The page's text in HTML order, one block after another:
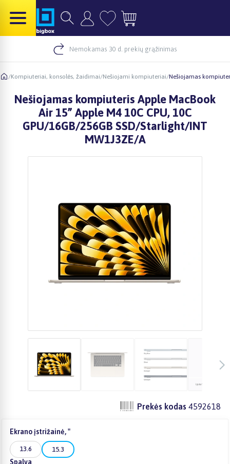
Nemokamas 30 d. prekių grąžinimas
/Kompiuteriai, konsolės, žaidimai/Nešiojami kompiuteriai/Nešiojamas
Nešiojamas kompiuteris Apple MacBook
Air 15” Apple M4 10C CPU, 10C
GPU/16GB/256GB SSD/Starlight/INT
MW1J3ZE/A
Prekės kodas 4592618
Ekrano įstrižainė, "
13.6 15.3
Spalva